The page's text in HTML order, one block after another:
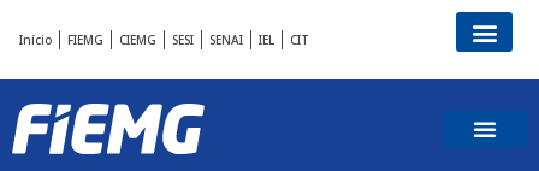
Início FIEMG CIEMG SESI SENAI IEL CIT